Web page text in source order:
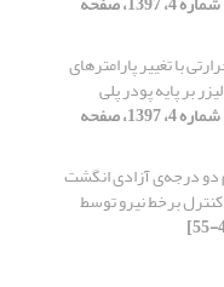
با تغییر پارامترهای
بر پایه پودر پلی
[دوره 5، شماره 4، 1397، صفحه
درجه‌ی آزادی انگشت
کنترل برخط نیرو توسط